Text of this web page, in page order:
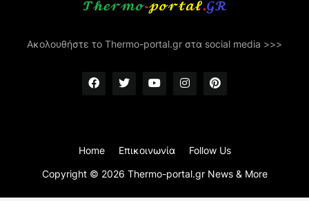
Ακολουθήστε το Thermo-portal.gr στα social media >>>
Copyright © 2026 Thermo-portal.gr News & More
Home Επικοινωνία Follow Us